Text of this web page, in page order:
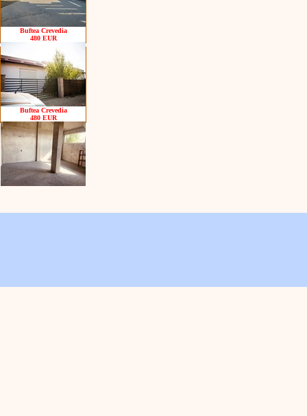
Buftea Crevedia
480 EUR
Buftea Crevedia
480 EUR